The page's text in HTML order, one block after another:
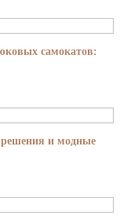
самокатов:
решения и модные